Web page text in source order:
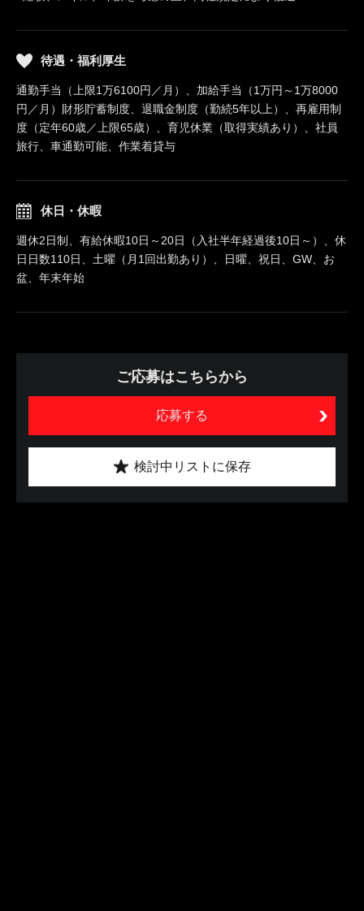
待遇・福利厚生
通勤手当（上限1万6100円／月）、加給手当（1万円～1万8000
円／月）財形貯蓄制度、退職金制度（勤続5年以上）、再雇用制
度（定年60歳／上限65歳）、育児休業（取得実績あり）、社員
旅行、車通勤可能、作業着貸与
休日・休暇
週休2日制、有給休暇10日～20日（入社半年経過後10日～）、休
日日数110日、土曜（月1回出勤あり）、日曜、祝日、GW、お
盆、年末年始
ご応募はこちらから
応募する
検討中リストに保存